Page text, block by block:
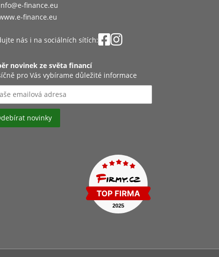
finance.eu
finance.eu
nás i na sociálních sítích:
novinek ze světa financí
pro Vás vybírame důležité informace